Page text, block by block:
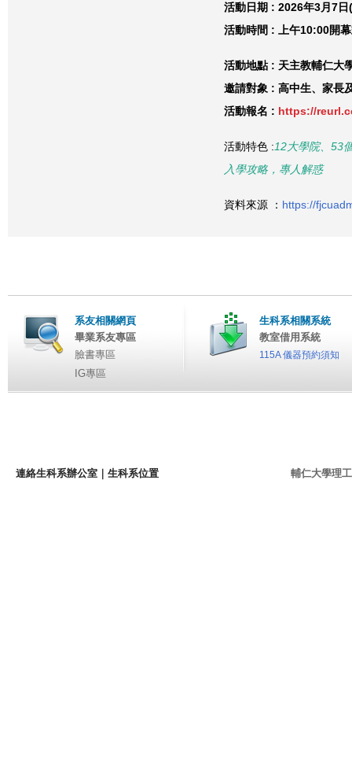
活動日期 : 2026年3月7日
活動時間 : 上午10:00開
活動地點 : 天主教輔仁大
邀請對象 : 高中生、家長
活動報名 : https://
活動特色 :12大學院、53
入學攻略，專人解惑
資料來源 ： https://
系友相關網頁
畢業系友專區
臉書專區
IG專區
生科系相關系統
教室借用系統
115A 儀器預約須知
連絡生科系辦公室 生科系位置 輔仁大學理